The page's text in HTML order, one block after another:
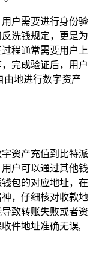
户需要进行身份验
洗钱规定，更是为
程通常需要用户上
完成验证后，用户
由地进行数字资产
资产充值到比特派
户可以通过其他钱
包的对应地址，在
，仔细核对收款地
致转账失败或者资
件地址准确无误,